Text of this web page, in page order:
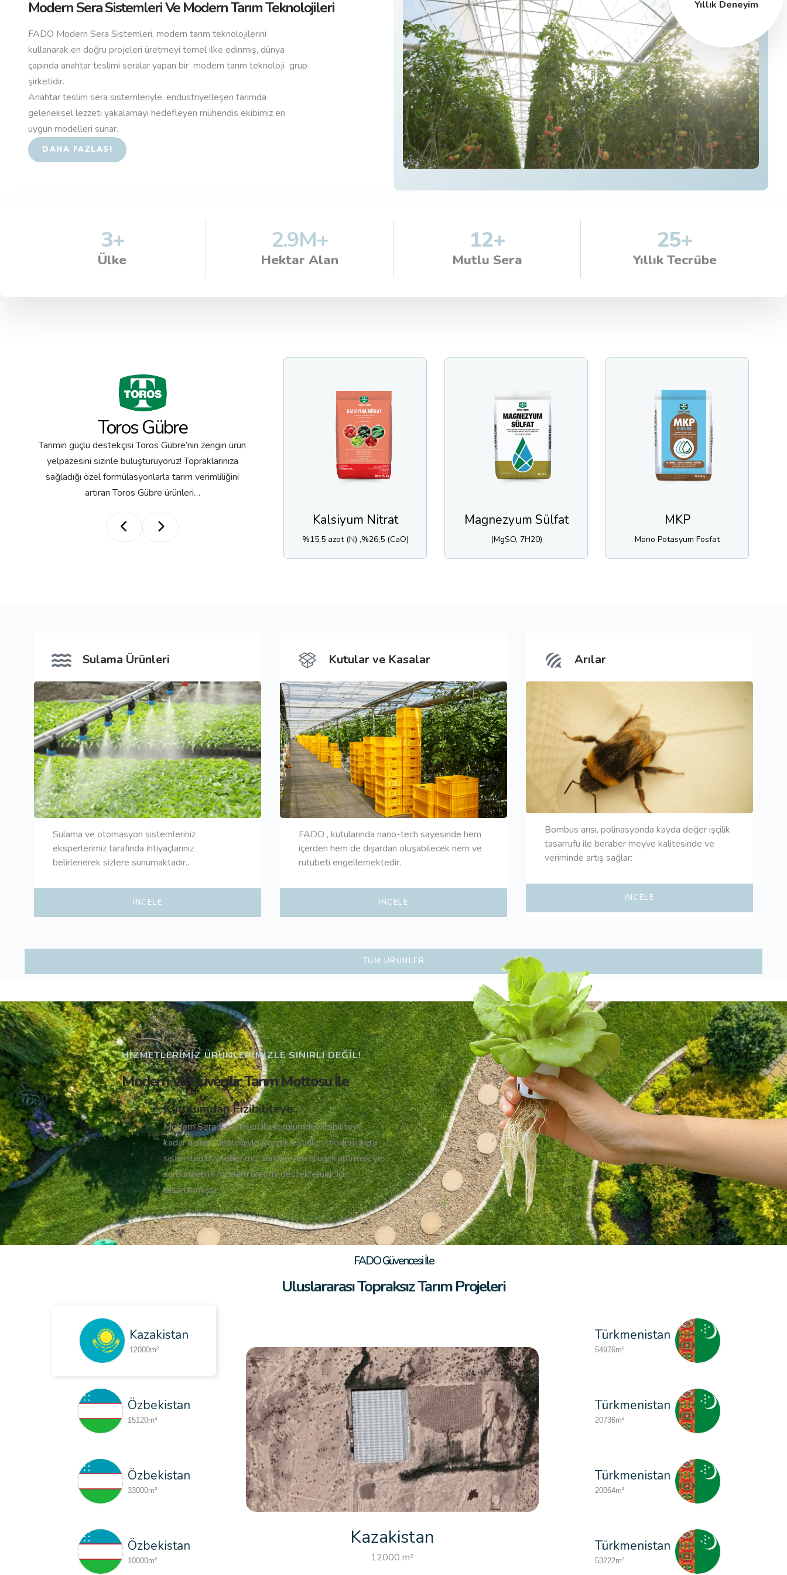
Modern Sera Sistemleri Ve Modern Tarım Teknolojileri
FADO Modern Sera Sistemleri, modern tarım teknolojilerini
kullanarak en doğru projeleri üretmeyi temel ilke edinmiş, dünya
çapında anahtar teslimi seralar yapan bir modern tarım teknoloji grup
şirketidir.
Anahtar teslim sera sistemleriyle, endüstriyelleşen tarımda
geleneksel lezzeti yakalamayı hedefleyen mühendis ekibimiz en
uygun modelleri sunar.
DAHA FAZLASI
Yıllık Deneyim
Ülke
3+
Hektar Alan
2.9M+
Mutlu Sera
12+
Yıllık Tecrübe
25+
Toros Gübre
Tarımın güçlü destekçisi Toros Gübre’nin zengin ürün
yelpazesini sizinle buluşturuyoruz! Topraklarınıza
sağladığı özel formülasyonlarla tarım verimliliğini
artıran Toros Gübre ürünleri…
Magnezyum Nitrat
Mg (NO:)2.6H20
Kalsiyum Nitrat
%15,5 azot (N) ,%26,5 (CaO)
Magnezyum Sülfat
Mono Potasyum Fosfat
Sulama Ürünleri
Sulama ve otomasyon sistemleriniz
eksperlerimiz tarafında ihtiyaçlarınız
belirlenerek sizlere sunumaktadır..
İNCELE
Kutular ve Kasalar
FADO , kutularında nano-tech sayesinde hem
içerden hem de dışardan oluşabilecek nem ve
rutubeti engellemektedir.
İNCELE
Arılar
Bombus arısı, polinasyonda kayda değer işçilik
tasarrufu ile beraber meyve kalitesinde ve
veriminde artış sağlar:
İNCELE
TÜM ÜRÜNLER
HIZMETLERIMIZ ÜRÜNLERIMIZLE SINIRLI DEĞIL!
Modern Ve Güvenilir Tarım Mottosu İle
Kurulumdan Fizibiliteye..
Modern Sera Sistemleri ile kurulumdan fizibiliteye
kadar uzman desteğiyle gerçekleştirilen modern sera
sistemleri hizmetlerimiz, tarımın verimliliğini artırmak ve
sürdürülebilir modern üretimi desteklemek için
tasarlanmıştır.
FADO Güvencesi İle
Uluslararası Topraksız Tarım Projeleri​
Kazakistan
12000m²
Özbekistan
15120m²
Özbekistan
33000m²
Özbekistan
10000m²
Kazakistan
12000 m²
Özbekistan
15120m²
Türkmenistan
54976m²
Türkmenistan
20736m²
Türkmenistan
20064m²
Türkmenistan
53222m²